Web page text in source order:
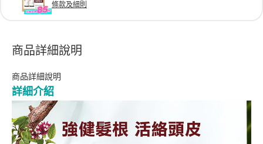
條款及細則
商品詳細說明
商品詳細說明
詳細介紹